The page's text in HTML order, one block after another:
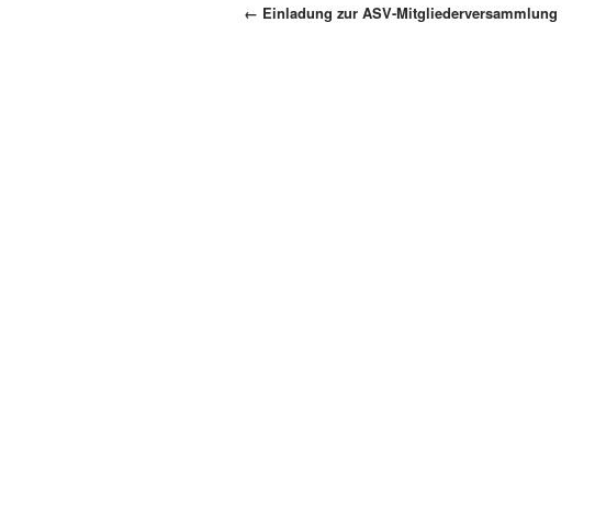
← Einladung zur ASV-Mitgliederversammlung